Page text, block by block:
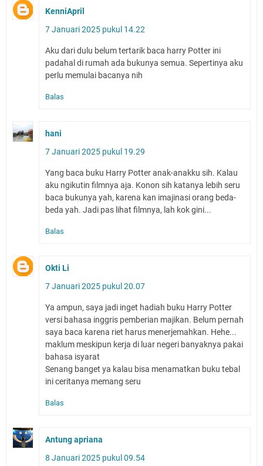
KenniApril
7 Januari 2025 pukul 14.22
Aku dari dulu belum tertarik baca harry Potter ini
padahal di rumah ada bukunya semua. Sepertinya aku
perlu memulai bacanya nih
Balas
hani
7 Januari 2025 pukul 19.29
Yang baca buku Harry Potter anak-anakku sih. Kalau
aku ngikutin filmnya aja. Konon sih katanya lebih seru
baca bukunya yah, karena kan imajinasi orang beda-
beda yah. Jadi pas lihat filmnya, lah kok gini...
Balas
Okti Li
7 Januari 2025 pukul 20.07
Ya ampun, saya jadi inget hadiah buku Harry Potter
versi bahasa inggris pemberian majikan. Belum pernah
saya baca karena riet harus menerjemahkan. Hehe...
maklum meskipun kerja di luar negeri banyaknya pakai
bahasa isyarat
Senang banget ya kalau bisa menamatkan buku tebal
ini ceritanya memang seru
Balas
Antung apriana
8 Januari 2025 pukul 09.54